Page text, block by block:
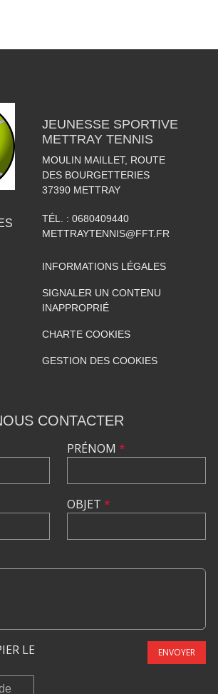
JEUNESSE SPORTIVE
METTRAY TENNIS
MOULIN MAILLET, ROUTE
DES BOURGETTERIES
37390 METTRAY
TÉL. : 0680409440
METTRAYTENNIS@FFT.FR
INFORMATIONS LÉGALES
SIGNALER UN CONTENU
INAPPROPRIÉ
CHARTE COOKIES
GESTION DES COOKIES
CONTACTER
PRÉNOM *
OBJET *
LE
ENVOYER